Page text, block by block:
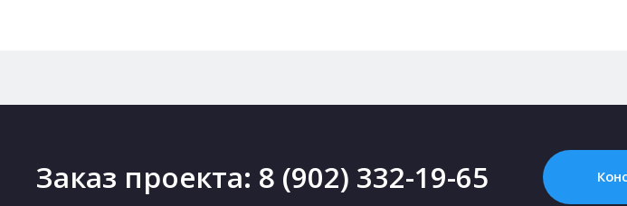
Заказ проекта: 8 (902) 332-19-65